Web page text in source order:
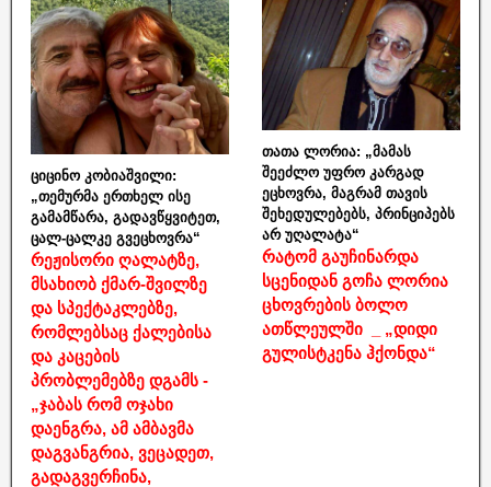
ციცინო კობიაშვილი:
„თემურმა ერთხელ ისე
გამამწარა, გადავწყვიტეთ,
ცალ-ცალკე გვეცხოვრა“
რეჟისორი ღალატზე,
მსახიობ ქმარ-შვილზე
და სპექტაკლებზე,
რომლებსაც ქალებისა
და კაცების
პრობლემებზე დგამს -
„ჯაბას რომ ოჯახი
დაენგრა, ამ ამბავმა
დაგვანგრია, ვეცადეთ,
გადაგვერჩინა,
თათა ლორია: „მამას
შეეძლო უფრო კარგად
ეცხოვრა, მაგრამ თავის
შეხედულებებს, პრინციპებს
არ უღალატა“
რატომ გაუჩინარდა
სცენიდან გოჩა ლორია
ცხოვრების ბოლო
ათწლეულში _ „დიდი
გულისტკენა ჰქონდა“